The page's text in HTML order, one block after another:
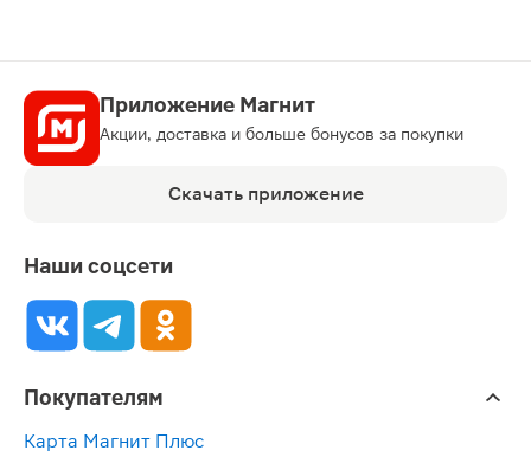
Приложение Магнит
Акции, доставка и больше бонусов за покупки
Скачать приложение
Наши соцсети
Покупателям
Карта Магнит Плюс